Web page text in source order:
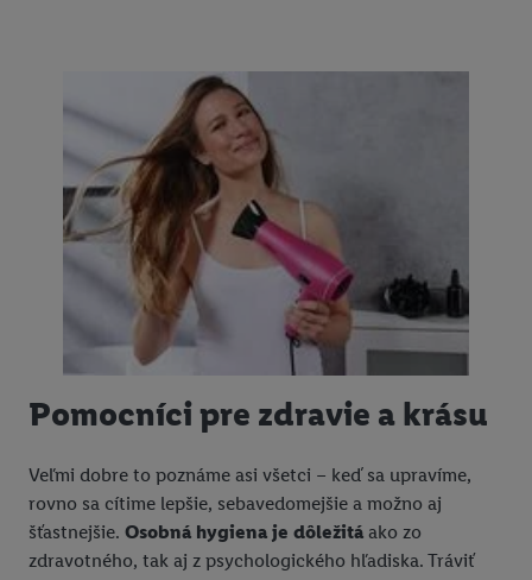
Pomocníci pre zdravie a krásu
Veľmi dobre to poznáme asi všetci – keď sa upravíme,
rovno sa cítime lepšie, sebavedomejšie a možno aj
šťastnejšie. Osobná hygiena je dôležitá ako zo
zdravotného, tak aj z psychologického hľadiska. Tráviť